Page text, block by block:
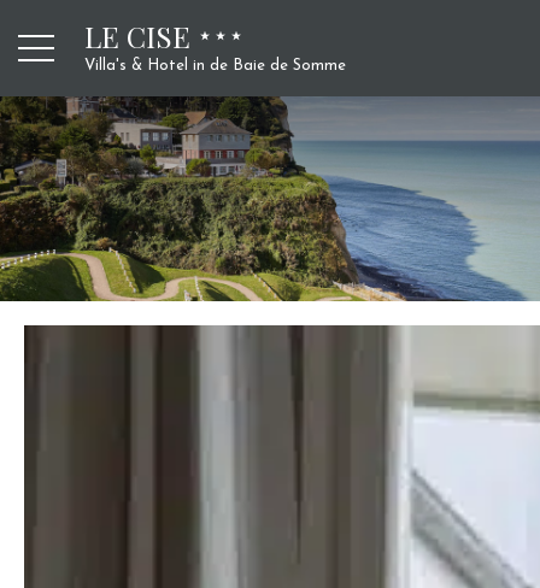
LE CISE
Villa's & Hotel in de Baie de Somme